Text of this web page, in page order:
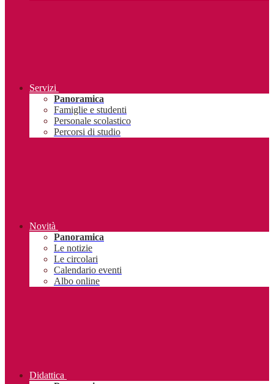
Servizi
Panoramica
Famiglie e studenti
Personale scolastico
Percorsi di studio
Novità
Panoramica
Le notizie
Le circolari
Calendario eventi
Albo online
Didattica